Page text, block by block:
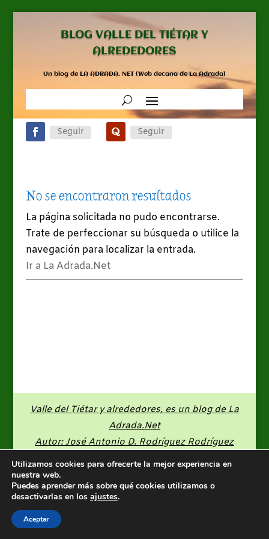
BLOG VALLE DEL TIÉTAR Y
ALREDEDORES
Un blog de LA ADRADA. NET (Web decana de La Adrada)
Seguir Seguir
No se encontraron resultados
La página solicitada no pudo encontrarse.
Trate de perfeccionar su búsqueda o utilice la
navegación para localizar la entrada.
Ir a La Adrada.Net
Valle del Tiétar y alrededores, es un blog de La
Adrada.Net
Autor: José Antonio D. Rodríguez Rodríguez
Utilizamos cookies para ofrecerte la mejor experiencia en
nuestra web.
Puedes aprender más sobre qué cookies utilizamos o
desactivarlas en los ajustes.
Aceptar